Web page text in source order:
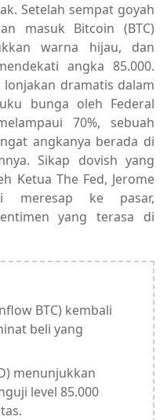
Setelah sempat goyah
masuk Bitcoin (BTC)
warna hijau, dan
angka 85.000.
dramatis dalam
bunga oleh Federal
70%, sebuah
angkanya berada di
Sikap dovish yang
Ketua The Fed, Jerome
meresap ke pasar,
yang terasa di
BTC) kembali
beli yang
menunjukkan
level 85.000